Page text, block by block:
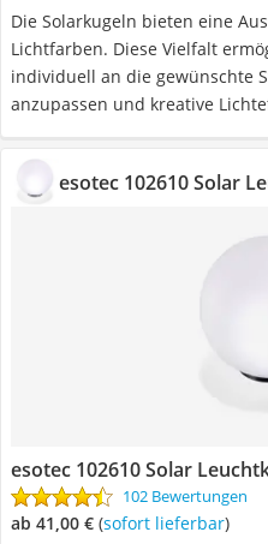
Die Solarkugeln bieten eine
Lichtfarben. Diese Vielfalt
individuell an die gewünschte
anzupassen und kreative
esotec 102610 Solar
esotec 102610 Solar
102 Bewertungen
ab 41,00 € ( Sofort lieferbar)